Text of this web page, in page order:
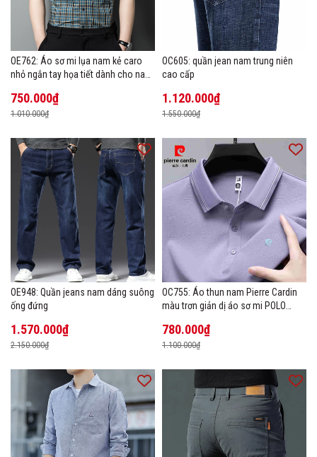
OE762: Áo sơ mi lụa nam kẻ caro
nhỏ ngắn tay họa tiết dành cho nam
750.000₫
1.010.000₫
OC605: quần jean nam trung niên
cao cấp
1.120.000₫
1.550.000₫
OE948: Quần jeans nam dáng suông
ống đứng
1.570.000₫
2.150.000₫
OC755: Áo thun nam Pierre Cardin
màu trơn giản dị áo sơ mi POLO
780.000₫
1.100.000₫